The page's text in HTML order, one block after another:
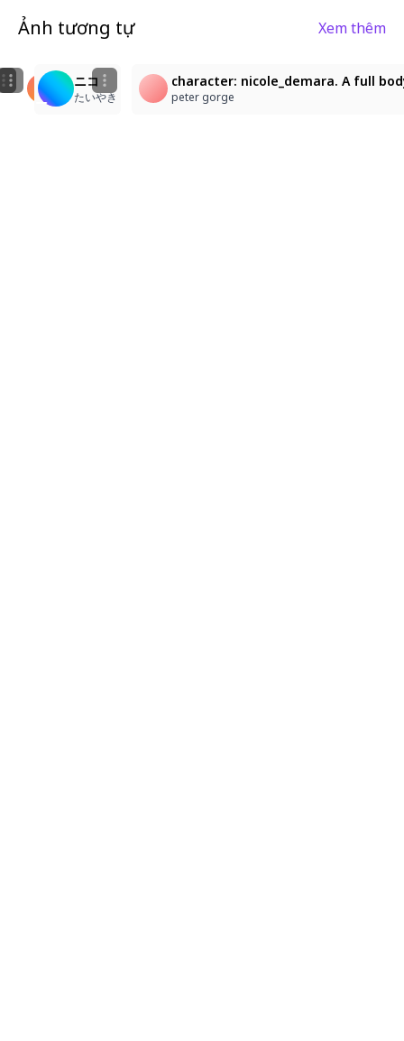
Ảnh tương tự Xem thêm
character: nicole_demara. A low-angle medium
Kim Sokchet
ニコ・デマラ
末端ゴリラ
ニコ
たいやき
character: nicole_demara. A full
peter gorge